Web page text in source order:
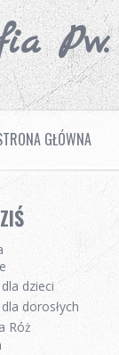
GŁÓWNA
dzieci
dorosłych
Róż